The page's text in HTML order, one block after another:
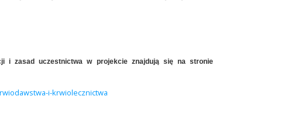
i zasad uczestnictwa w projekcie znajdują się na stronie
i-krwiolecznictwa